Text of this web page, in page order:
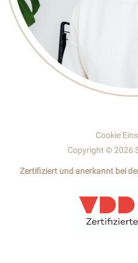
Cookie
Copyright © 2026
Zertifiziert und anerkannt bei